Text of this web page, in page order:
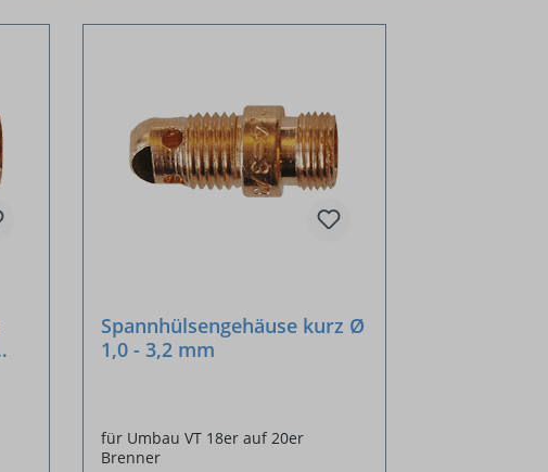
Spannhülsengehäuse kurz Ø
1,0 - 3,2 mm
für Umbau VT 18er auf 20er
Brenner